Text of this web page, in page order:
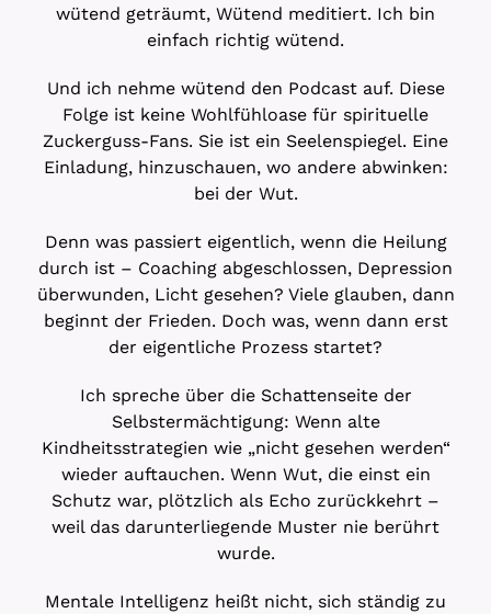
wütend geträumt, Wütend meditiert. Ich bin
einfach richtig wütend.
Und ich nehme wütend den Podcast auf. Diese
Folge ist keine Wohlfühloase für spirituelle
Zuckerguss-Fans. Sie ist ein Seelenspiegel. Eine
Einladung, hinzuschauen, wo andere abwinken:
bei der Wut.
Denn was passiert eigentlich, wenn die Heilung
durch ist – Coaching abgeschlossen, Depression
überwunden, Licht gesehen? Viele glauben, dann
beginnt der Frieden. Doch was, wenn dann erst
der eigentliche Prozess startet?
Ich spreche über die Schattenseite der
Selbstermächtigung: Wenn alte
Kindheitsstrategien wie „nicht gesehen werden“
wieder auftauchen. Wenn Wut, die einst ein
Schutz war, plötzlich als Echo zurückkehrt –
weil das darunterliegende Muster nie berührt
wurde.
Mentale Intelligenz heißt nicht, sich ständig zu